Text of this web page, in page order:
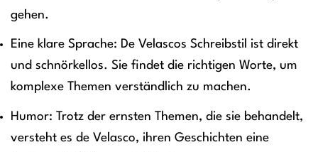
gehen.
Eine klare Sprache: De Velascos Schreibstil ist direkt
und schnörkellos. Sie findet die richtigen Worte, um
komplexe Themen verständlich zu machen.
Humor: Trotz der ernsten Themen, die sie behandelt,
versteht es de Velasco, ihren Geschichten eine